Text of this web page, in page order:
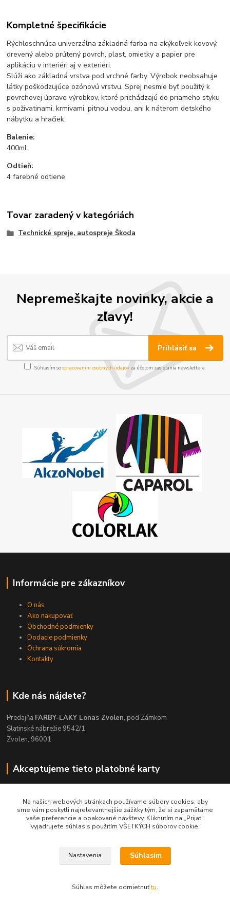
Kompletné špecifikácie
Rýchloschnúca univerzálna základná farba na akýkoľvek kovový,
drevený alebo prútený povrch, plast, omietky a papier pre
aplikáciu v interiéri aj v exteriéri.
Slúži ako základná vrstva pod vrchné farby. Výrobok neobsahuje
látky poškodzujúce ozónovú vrstvu, Sprej nesmie byť použitý k
povrchovej úprave výrobkov, ktoré prichádzajú do priameho styku
s poživatinami, krmivami, pitnou vodou, ani k náterom detského
nábytku a hračiek.
Balenie:
400ml
Odtieň:
4 farebné odtiene
Tovar zaradený v kategóriách
Technické spreje, autospreje Škoda
Nepremeškajte novinky, akcie a
zľavy!
Prihlásiť sa
Súhlasím sospracovaním osobných údajov za účelom zasielania newslettera.
Informácie pre zákazníkov
O nás
Ako nakupovať
Obchodné podmienky
Dodacie podmienky
Ochrana súkromia
Kontakty
Kde nás nájdete?
Predajňa FARBY-LAKY Lonas Zvolen, pod Zámkom
Slatinské nábrežie 9542/1
Zvolen, 96001
Akceptujeme tieto platobné karty
Kontakty
Na našich webových stránkach používame súbory cookies, aby
sme vám poskytli najrelevantnejšie zážitky tým, že si zapamätáme
vaše preferencie a opakované návštevy. Kliknutím na „Prijať“
vyjadrujete súhlas s použitím VŠETKÝCH súborov cookie.
Nastavenia Súhlasím
Súhlas môžete odmietnuťtu.